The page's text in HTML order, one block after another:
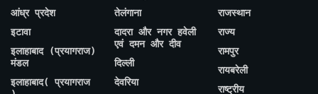
आंध्र प्रदेश
इटावा
इलाहाबाद (प्रयागराज)
मंडल
इलाहाबाद( प्रयागराज
तेलंगाना
दादरा और नगर हवेली
एवं दमन और दीव
दिल्ली
देवरिया
राजस्थान
राज्य
रामपुर
रायबरेली
राष्ट्रीय